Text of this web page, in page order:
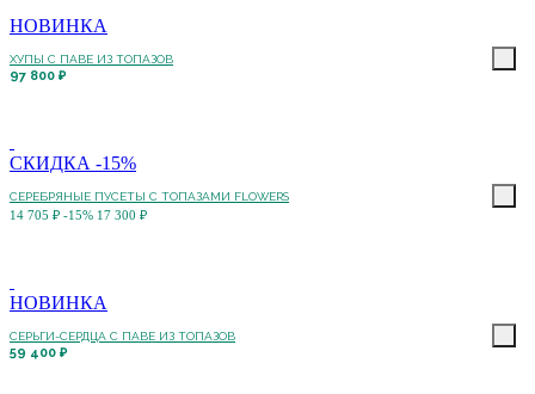
НОВИНКА
ХУПЫ С ПАВЕ ИЗ ТОПАЗОВ
97 800 ₽
СКИДКА -15%
СЕРЕБРЯНЫЕ ПУСЕТЫ С ТОПАЗАМИ FLOWERS
14 705 ₽ -15% 17 300 ₽
НОВИНКА
СЕРЬГИ-СЕРДЦА С ПАВЕ ИЗ ТОПАЗОВ
59 400 ₽